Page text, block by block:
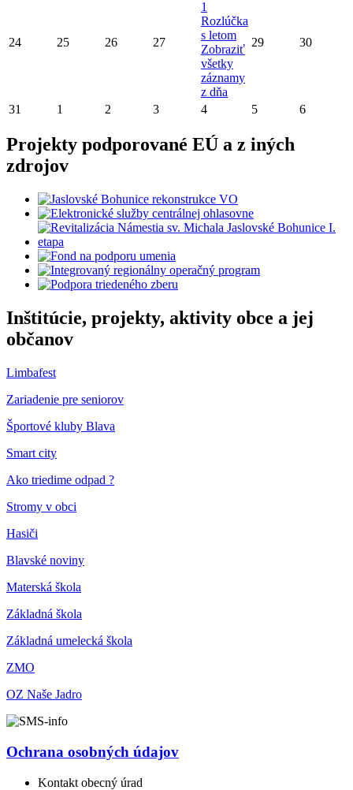
24 25 26 27
1
Rozlúčka
s letom
Zobraziť
všetky
záznamy
z dňa
29 30
31 1 2 3 4 5 6
Projekty podporované EÚ a z iných
zdrojov
Inštitúcie, projekty, aktivity obce a jej
občanov
Limbafest
Zariadenie pre seniorov
Športové kluby Blava
Smart city
Ako triedime odpad ?
Stromy v obci
Hasiči
Blavské noviny
Materská škola
Základná škola
Základná umelecká škola
ZMO
OZ Naše Jadro
Ochrana osobných údajov
Kontakt obecný úrad